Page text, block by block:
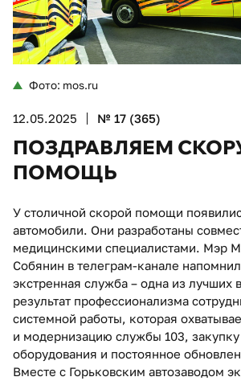
Фото: mos.ru
12.05.2025 № 17 (365)
ПОЗДРАВЛЯЕМ
ПОМОЩЬ
У столичной скорой помощи
автомобили. Они разработаны
медицинскими специалистами. Мэр
Собянин в телеграм-канале
экстренная служба – одна из лучших
результат профессионализма
системной работы, которая
и модернизацию службы 103,
оборудования и постоянное
Вместе с Горьковским автозаводом